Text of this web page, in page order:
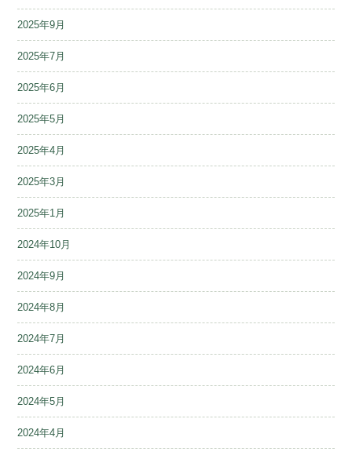
2025年9月
2025年7月
2025年6月
2025年5月
2025年4月
2025年3月
2025年1月
2024年10月
2024年9月
2024年8月
2024年7月
2024年6月
2024年5月
2024年4月